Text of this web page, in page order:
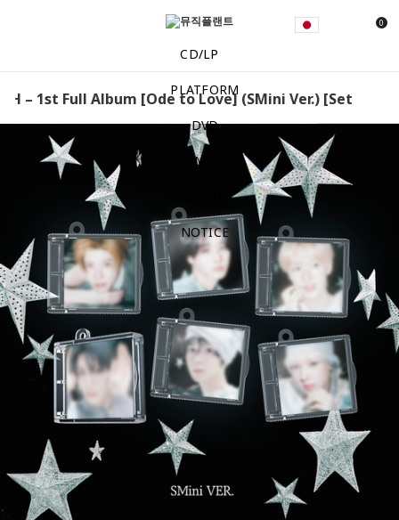
0
CD/LP
PLATFORM
DVD
MD
NOTICE
– 1st Full Album [Ode to Love] (SMini Ver.) [Set]